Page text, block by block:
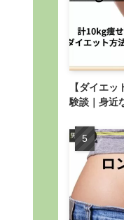
【ダイエ
験談｜身近